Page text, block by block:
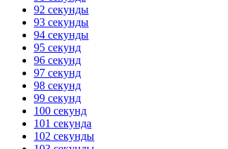
92 секунды
93 секунды
94 секунды
95 секунд
96 секунд
97 секунд
98 секунд
99 секунд
100 секунд
101 секунда
102 секунды